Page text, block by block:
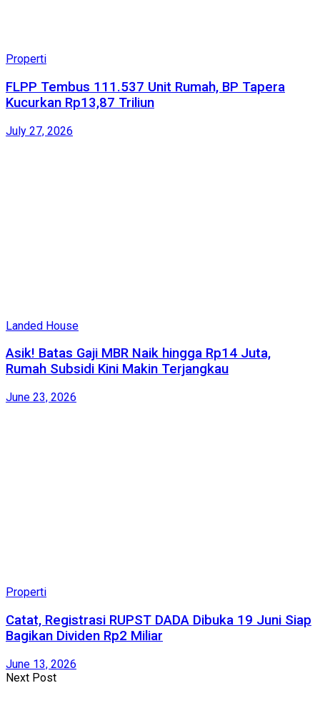
Properti
FLPP Tembus 111.537 Unit Rumah, BP Tapera
Kucurkan Rp13,87 Triliun
July 27, 2026
Landed House
Asik! Batas Gaji MBR Naik hingga Rp14 Juta,
Rumah Subsidi Kini Makin Terjangkau
June 23, 2026
Properti
Catat, Registrasi RUPST DADA Dibuka 19 Juni Siap
Bagikan Dividen Rp2 Miliar
June 13, 2026
Next Post